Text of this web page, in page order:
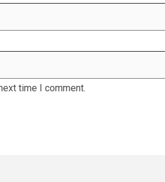
time I comment.